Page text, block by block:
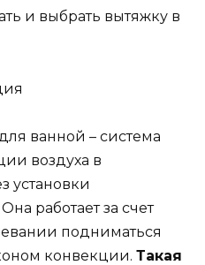
и выбрать вытяжку в
ванной – система
воздуха в
установки
работает за счет
подниматься
конвекции. Такая